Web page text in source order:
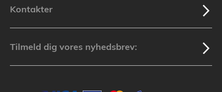
Kontakter
Tilmeld dig vores nyhedsbrev: